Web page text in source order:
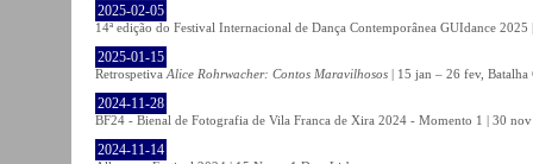
2025-02-05
14ª edição do Festival Internacional de Dança Contemporânea GUIdance 2025
2025-01-15
Retrospetiva Alice Rohrwacher: Contos Maravilhosos | 15 jan – 26 fev, Batalha
2024-11-28
BF24 - Bienal de Fotografia de Vila Franca de Xira 2024 - Momento 1 | 30
2024-11-14